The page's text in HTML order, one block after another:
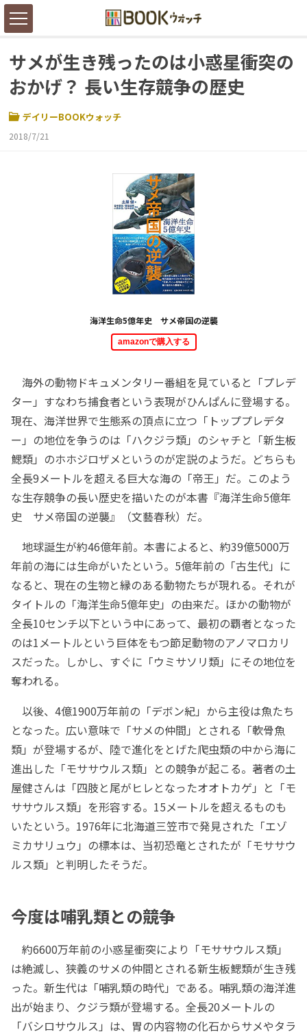
サメが生き残ったのは小惑星衝突の
おかげ？ 長い生存競争の歴史
デイリーBOOKウォッチ
2018/7/21
海洋生命5億年史 サメ帝国の逆襲
amazonで購入する
海外の動物ドキュメンタリー番組を見ていると「プレデ
ター」すなわち捕食者という表現がひんぱんに登場する。
現在、海洋世界で生態系の頂点に立つ「トッププレデタ
ー」の地位を争うのは「ハクジラ類」のシャチと「新生板
鰓類」のホホジロザメというのが定説のようだ。どちらも
全長9メートルを超える巨大な海の「帝王」だ。このよう
な生存競争の長い歴史を描いたのが本書『海洋生命5億年
史 サメ帝国の逆襲』（文藝春秋）だ。
地球誕生が約46億年前。本書によると、約39億5000万
年前の海には生命がいたという。5億年前の「古生代」に
なると、現在の生物と縁のある動物たちが現れる。それが
タイトルの「海洋生命5億年史」の由来だ。ほかの動物が
全長10センチ以下という中にあって、最初の覇者となった
のは1メートルという巨体をもつ節足動物のアノマロカリ
スだった。しかし、すぐに「ウミサソリ類」にその地位を
奪われる。
以後、4億1900万年前の「デボン紀」から主役は魚たち
となった。広い意味で「サメの仲間」とされる「軟骨魚
類」が登場するが、陸で進化をとげた爬虫類の中から海に
進出した「モササウルス類」との競争が起こる。著者の土
屋健さんは「四肢と尾がヒレとなったオオトカゲ」と「モ
ササウルス類」を形容する。15メートルを超えるものも
いたという。1976年に北海道三笠市で発見された「エゾ
ミカサリュウ」の標本は、当初恐竜とされたが「モササウ
ルス類」と判明したそうだ。
今度は哺乳類との競争
約6600万年前の小惑星衝突により「モササウルス類」
は絶滅し、狭義のサメの仲間とされる新生板鰓類が生き残
った。新生代は「哺乳類の時代」である。哺乳類の海洋進
出が始まり、クジラ類が登場する。全長20メートルの
「バシロサウルス」は、胃の内容物の化石からサメやタラ